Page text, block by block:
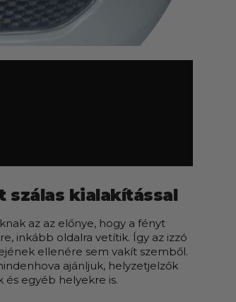
szálas kialakítással
az az előnye, hogy a fényt
inkább oldalra vetítik. Így az izzó
ellenére sem vakít szemből.
ajánljuk, helyzetjelzők
és egyéb helyekre is.